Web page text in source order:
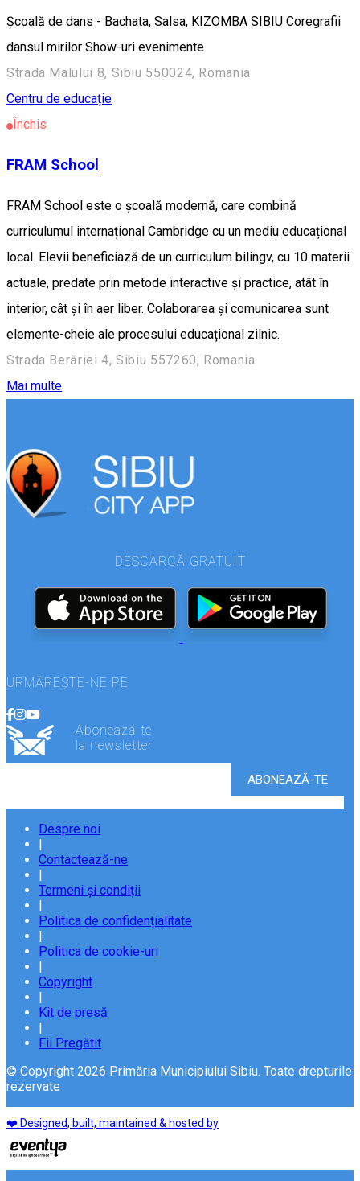
Școală de dans - Bachata, Salsa, KIZOMBA SIBIU Coregrafii
dansul mirilor Show-uri evenimente
Strada Malului 8, Sibiu 550024, Romania
Centru de educație
Închis
FRAM School
FRAM School este o școală modernă, care combină
curriculumul internațional Cambridge cu un mediu educațional
local. Elevii beneficiază de un curriculum bilingv, cu 10 materii
actuale, predate prin metode interactive și practice, atât în
interior, cât și în aer liber. Colaborarea și comunicarea sunt
elemente-cheie ale procesului educațional zilnic.
Strada Berăriei 4, Sibiu 557260, Romania
Mai multe
DESCARCĂ GRATUIT
URMĂREȘTE-NE PE
Abonează-te
la newsletter
Despre noi
|
Contactează-ne
|
Termeni și condiții
|
Politica de confidențialitate
|
Politica de cookie-uri
|
Copyright
|
Kit de presă
|
Fii Pregătit
© Copyright 2026 Primăria Municipiului Sibiu. Toate drepturile
rezervate
❤️ Designed, built, maintained & hosted by